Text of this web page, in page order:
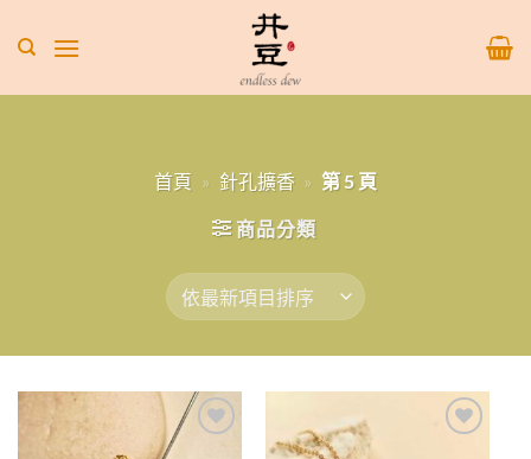
首頁 » 針孔擴香 » 第 5 頁
商品分類